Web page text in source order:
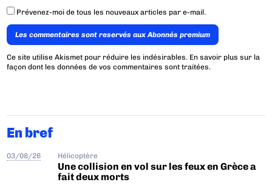
Prévenez-moi de tous les nouveaux articles par e-mail.
Les commentaires sont reservés aux Abonnés premium
Ce site utilise Akismet pour réduire les indésirables. En savoir plus sur la
façon dont les données de vos commentaires sont traitées.
En bref
03/08/26 Hélicoptère
Une collision en vol sur les feux en Grèce a
fait deux morts